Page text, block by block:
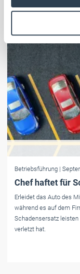
provided to them or
Weitere
Betriebsführung |
Chef haftet für
Erleidet das Auto des
während es auf dem
Schadensersatz
verletzt hat.